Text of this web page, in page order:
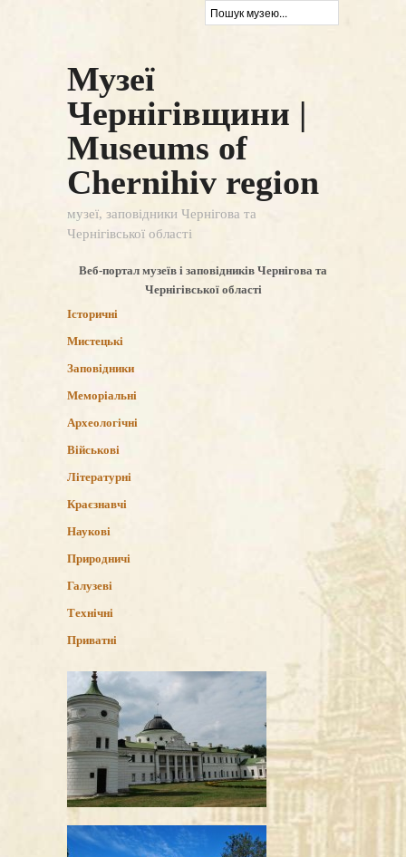
Музеї
Чернігівщини |
Museums of
Chernihiv region
музеї, заповідники Чернігова та
Чернігівської області
Веб-портал музеїв і заповідників Чернігова та
Чернігівської області
Історичні
Мистецькі
Заповідники
Меморіальні
Археологічні
Військові
Літературні
Краєзнавчі
Наукові
Природничі
Галузеві
Технічні
Приватні